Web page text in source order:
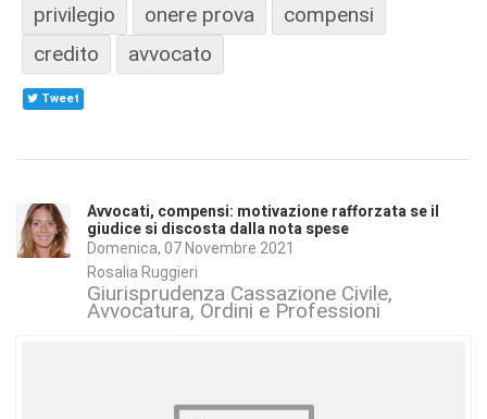
privilegio
onere prova
compensi
credito
avvocato
Tweet
Avvocati, compensi: motivazione rafforzata se il
giudice si discosta dalla nota spese
Domenica, 07 Novembre 2021
Rosalia Ruggieri
Giurisprudenza Cassazione Civile
Avvocatura, Ordini e Professioni